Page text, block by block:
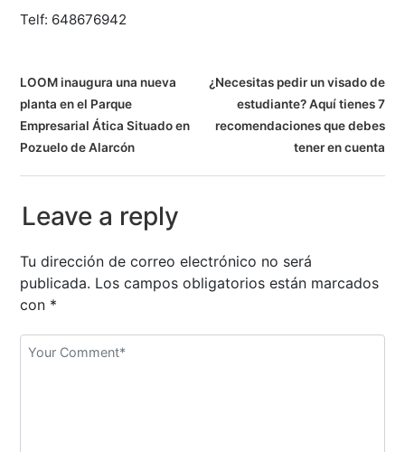
Telf: 648676942
N
a
v
g
a
c
i
ó
LOOM inaugura una nueva
planta en el Parque
Empresarial Ática Situado en
Pozuelo de Alarcón
¿Necesitas pedir un visado de
estudiante? Aquí tienes 7
recomendaciones que debes
tener en cuenta
Leave a reply
Tu dirección de correo electrónico no será
publicada. Los campos obligatorios están marcados
con *